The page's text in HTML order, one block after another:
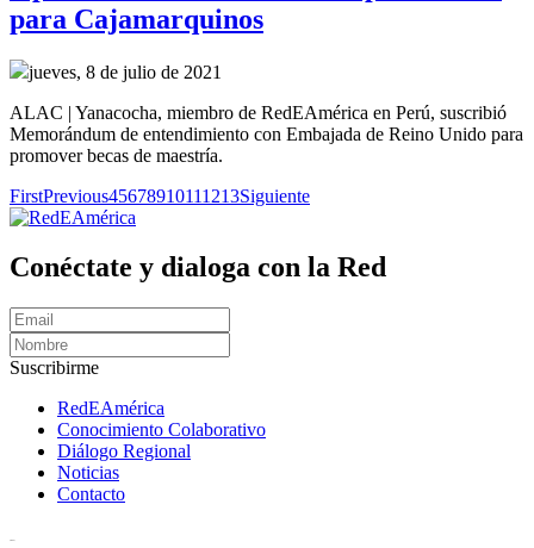
para Cajamarquinos
jueves, 8 de julio de 2021
ALAC | Yanacocha, miembro de RedEAmérica en Perú, suscribió
Memorándum de entendimiento con Embajada de Reino Unido para
promover becas de maestría.
FirstPrevious45678910111213Siguiente
Conéctate y dialoga con la Red
Suscribirme
RedEAmérica
Conocimiento Colaborativo
Diálogo Regional
Noticias
Contacto